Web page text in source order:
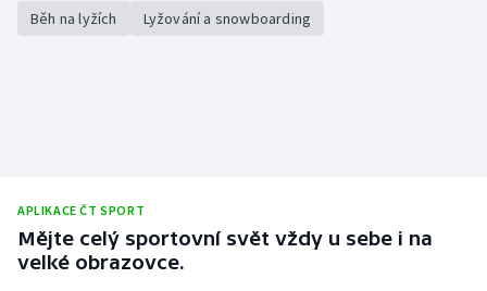
Běh na lyžích Lyžování a snowboarding
APLIKACE ČT SPORT
Mějte celý sportovní svět vždy u sebe i na
velké obrazovce.